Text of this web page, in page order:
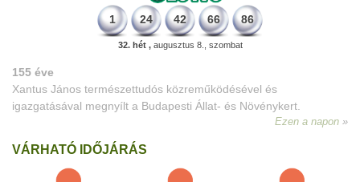
1 24 42 66 86
32. hét ,augusztus 8., szombat
155 éve
Xantus János természettudós közreműködésével és
igazgatásával megnyílt a Budapesti Állat- és Növénykert.
Ezen a napon
VÁRHATÓ IDŐJÁRÁS